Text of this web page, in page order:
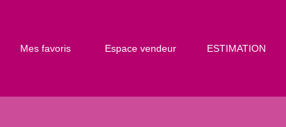
Mes favoris Espace vendeur ESTIMATION